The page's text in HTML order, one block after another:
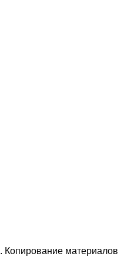
. Копирование материалов